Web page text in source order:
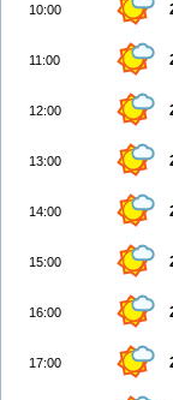
10:00
11:00
12:00
13:00
14:00
15:00
16:00
17:00